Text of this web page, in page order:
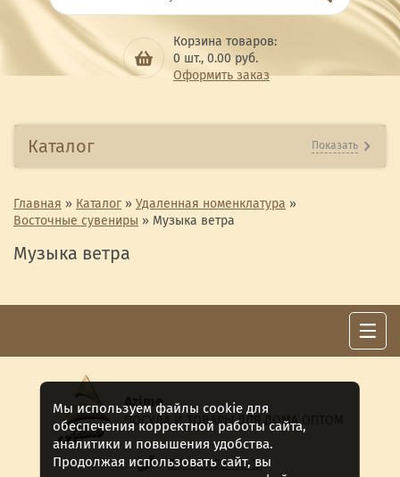
Корзина товаров:
0 шт., 0.00 руб.
Оформить заказ
Каталог Показать
Главная » Каталог » Удаленная номенклатура »
Восточные сувениры » Музыка ветра
Музыка ветра
Azime
ПОСУДА И ТОВАРЫ ДЛЯ ДОМА ОПТОМ
8 (911) 922 -15-12
Мы используем файлы cookie для
обеспечения корректной работы сайта,
аналитики и повышения удобства.
Продолжая использовать сайт, вы